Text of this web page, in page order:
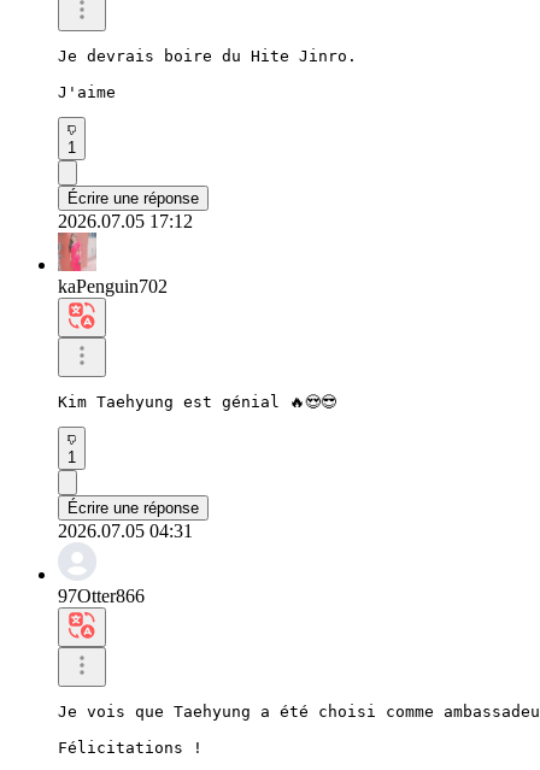
Je devrais boire du Hite Jinro.
J'aime
1
Écrire une réponse
2026.07.05 17:12
kaPenguin702
Kim Taehyung est génial 🔥😍😎
1
Écrire une réponse
2026.07.05 04:31
97Otter866
Je vois que Taehyung a été choisi comme
Félicitations !